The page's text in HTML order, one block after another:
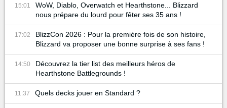
15:01
WoW, Diablo, Overwatch et Hearthstone... Blizzard
nous prépare du lourd pour fêter ses 35 ans !
17:02
BlizzCon 2026 : Pour la première fois de son histoire,
Blizzard va proposer une bonne surprise à ses fans !
14:50
Découvrez la tier list des meilleurs héros de
Hearthstone Battlegrounds !
11:37 Quels decks jouer en Standard ?